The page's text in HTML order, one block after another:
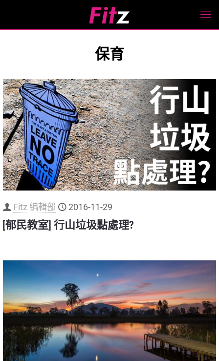
保育
Fitz 編輯部 2016-11-29
[郁民教室] 行山垃圾點處理?